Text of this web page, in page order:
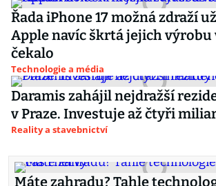
Řada iPhone 17 možná zdraží
Apple navíc škrtá jejich výrobu
čekalo
Technologie a média
Daramis zahájil nejdražší
v Praze. Investuje až čtyři
Reality a stavebnictví
Máte zahradu? Tahle